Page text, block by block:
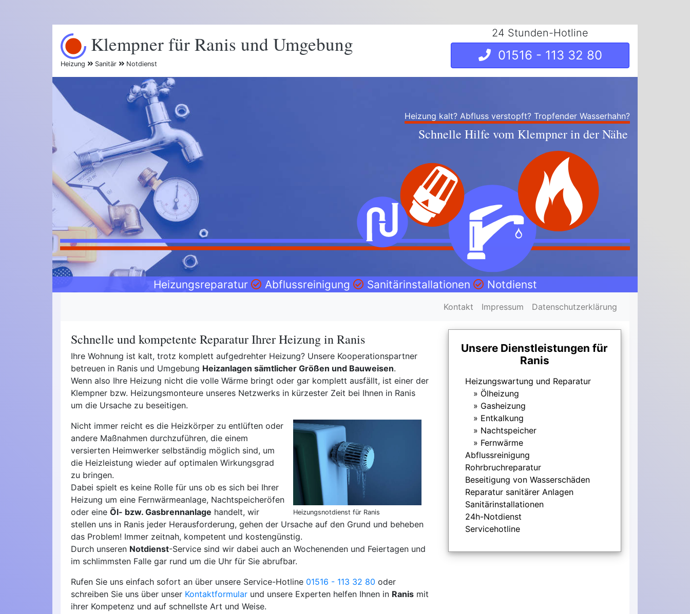
Klempner für Ranis und Umgebung
Heizung Sanitär Notdienst
24 Stunden-Hotline
01516 - 113 32 80
Heizung kalt? Abfluss verstopft? Tropfender Wasserhahn?
Schnelle Hilfe vom Klempner in der Nähe
Heizungsreparatur Abflussreinigung Sanitärinstallationen Notdienst
Kontakt Impressum Datenschutzerklärung
Schnelle und kompetente Reparatur Ihrer Heizung in Ranis
Ihre Wohnung ist kalt, trotz komplett aufgedrehter Heizung? Unsere Kooperationspartner
betreuen in Ranis und Umgebung Heizanlagen sämtlicher Größen und Bauweisen.
Wenn also Ihre Heizung nicht die volle Wärme bringt oder gar komplett ausfällt, ist einer der
Klempner bzw. Heizungsmonteure unseres Netzwerks in kürzester Zeit bei Ihnen in Ranis
um die Ursache zu beseitigen.
Heizungsnotdienst für Ranis
Nicht immer reicht es die Heizkörper zu entlüften oder
andere Maßnahmen durchzuführen, die einem
versierten Heimwerker selbständig möglich sind, um
die Heizleistung wieder auf optimalen Wirkungsgrad
zu bringen.
Dabei spielt es keine Rolle für uns ob es sich bei Ihrer
Heizung um eine Fernwärmeanlage, Nachtspeicheröfen
oder eine Öl- bzw. Gasbrennanlage handelt, wir
stellen uns in Ranis jeder Herausforderung, gehen der Ursache auf den Grund und beheben
das Problem! Immer zeitnah, kompetent und kostengünstig.
Durch unseren Notdienst-Service sind wir dabei auch an Wochenenden und Feiertagen und
im schlimmsten Falle gar rund um die Uhr für Sie abrufbar.
Rufen Sie uns einfach sofort an über unsere Service-Hotline 01516 - 113 32 80 oder
schreiben Sie uns über unser Kontaktformular und unsere Experten helfen Ihnen in Ranis mit
ihrer Kompetenz und auf schnellste Art und Weise.
Unsere Dienstleistungen für
Ranis
Heizungswartung und Reparatur
Ölheizung
Gasheizung
Entkalkung
Nachtspeicher
Fernwärme
Abflussreinigung
Rohrbruchreparatur
Beseitigung von Wasserschäden
Reparatur sanitärer Anlagen
Sanitärinstallationen
24h-Notdienst
Servicehotline